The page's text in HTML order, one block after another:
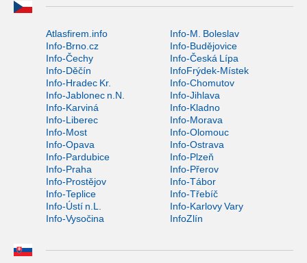
Atlasfirem.info
Info-M. Boleslav
Info-Brno.cz
Info-Budějovice
Info-Čechy
Info-Česká Lípa
Info-Děčín
InfoFrýdek-Místek
Info-Hradec Kr.
Info-Chomutov
Info-Jablonec n.N.
Info-Jihlava
Info-Karviná
Info-Kladno
Info-Liberec
Info-Morava
Info-Most
Info-Olomouc
Info-Opava
Info-Ostrava
Info-Pardubice
Info-Plzeň
Info-Praha
Info-Přerov
Info-Prostějov
Info-Tábor
Info-Teplice
Info-Třebíč
Info-Ústí n.L.
Info-Karlovy Vary
Info-Vysočina
InfoZlín